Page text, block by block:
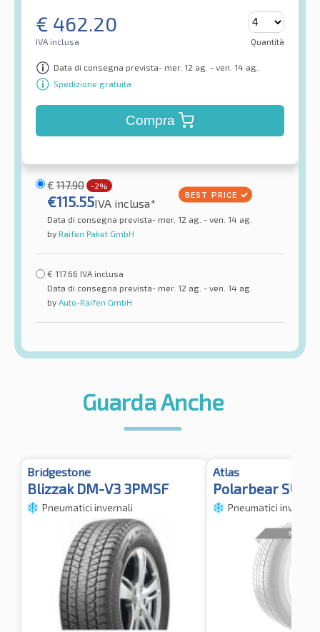
€ 462.20
IVA inclusa Quantità
Data di consegna prevista- mer. 12 ag. - ven. 14 ag.
Spedizione gratuita
Compra
€ 117.90 -2%
€115.55IVA inclusa*
Data di consegna prevista- mer. 12 ag. - ven. 14 ag.
by Raifen Paket GmbH
€ 117.66 IVA inclusa
Data di consegna prevista- mer. 12 ag. - ven. 14 ag.
by Auto-Raifen GmbH
Guarda Anche
Bridgestone
Blizzak DM-V3 3PMSF
Pneumatici invernali
Atlas
Polarbear SUV
Pneumatici invernali